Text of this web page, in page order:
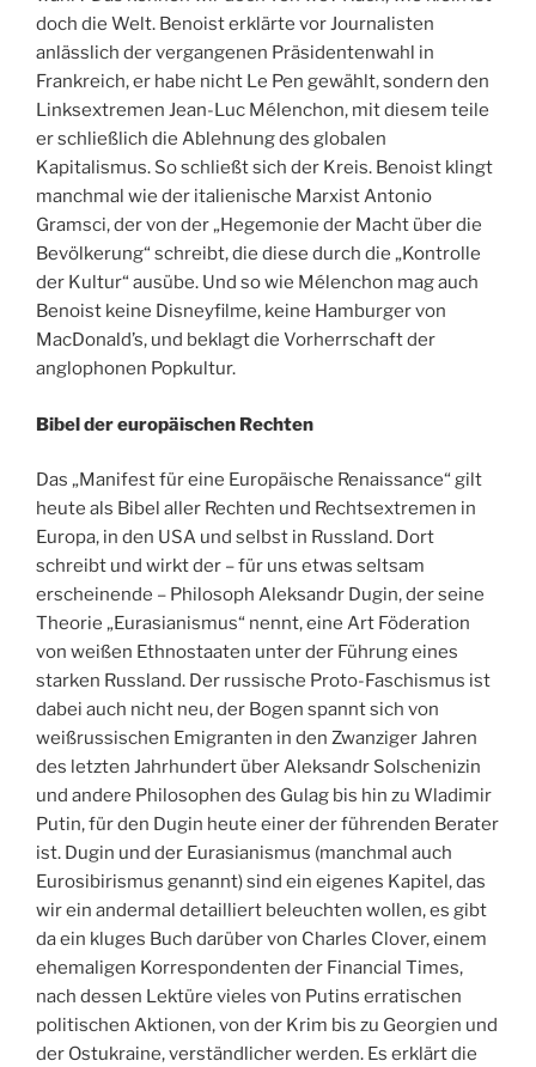
doch die Welt. Benoist erklärte vor Journalisten
anlässlich der vergangenen Präsidentenwahl in
Frankreich, er habe nicht Le Pen gewählt, sondern den
Linksextremen Jean-Luc Mélenchon, mit diesem teile
er schließlich die Ablehnung des globalen
Kapitalismus. So schließt sich der Kreis. Benoist klingt
manchmal wie der italienische Marxist Antonio
Gramsci, der von der „Hegemonie der Macht über die
Bevölkerung“ schreibt, die diese durch die „Kontrolle
der Kultur“ ausübe. Und so wie Mélenchon mag auch
Benoist keine Disneyfilme, keine Hamburger von
MacDonald’s, und beklagt die Vorherrschaft der
anglophonen Popkultur.
Bibel der europäischen Rechten
Das „Manifest für eine Europäische Renaissance“ gilt
heute als Bibel aller Rechten und Rechtsextremen in
Europa, in den USA und selbst in Russland. Dort
schreibt und wirkt der – für uns etwas seltsam
erscheinende – Philosoph Aleksandr Dugin, der seine
Theorie „Eurasianismus“ nennt, eine Art Föderation
von weißen Ethnostaaten unter der Führung eines
starken Russland. Der russische Proto-Faschismus ist
dabei auch nicht neu, der Bogen spannt sich von
weißrussischen Emigranten in den Zwanziger Jahren
des letzten Jahrhundert über Aleksandr Solschenizin
und andere Philosophen des Gulag bis hin zu Wladimir
Putin, für den Dugin heute einer der führenden Berater
ist. Dugin und der Eurasianismus (manchmal auch
Eurosibirismus genannt) sind ein eigenes Kapitel, das
wir ein andermal detailliert beleuchten wollen, es gibt
da ein kluges Buch darüber von Charles Clover, einem
ehemaligen Korrespondenten der Financial Times,
nach dessen Lektüre vieles von Putins erratischen
politischen Aktionen, von der Krim bis zu Georgien und
der Ostukraine, verständlicher werden. Es erklärt die